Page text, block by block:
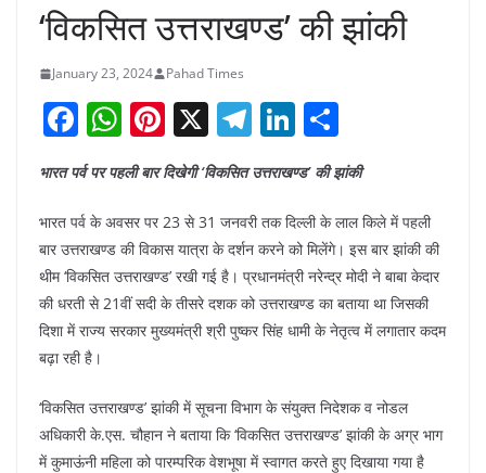
‘विकसित उत्तराखण्ड’ की झांकी
January 23, 2024 Pahad Times
F
a
c
e
b
o
o
k
W
h
at
s
A
p
p
Pi
nt
er
e
st
X T
e
gr
a
m
Li
k
e
dI
n
h
ar
e
भारत पर्व पर पहली बार दिखेगी ‘विकसित उत्तराखण्ड’ की झांकी
भारत पर्व के अवसर पर 23 से 31 जनवरी तक दिल्ली के लाल किले में पहली
बार उत्तराखण्ड की विकास यात्रा के दर्शन करने को मिलेंगे। इस बार झांकी की
थीम ‘विकसित उत्तराखण्ड’ रखी गई है। प्रधानमंत्री नरेन्द्र मोदी ने बाबा केदार
की धरती से 21वीं सदी के तीसरे दशक को उत्तराखण्ड का बताया था जिसकी
दिशा में राज्य सरकार मुख्यमंत्री श्री पुष्कर सिंह धामी के नेतृत्व में लगातार कदम
बढ़ा रही है।
‘विकसित उत्तराखण्ड’ झांकी में सूचना विभाग के संयुक्त निदेशक व नोडल
अधिकारी के.एस. चौहान ने बताया कि ‘विकसित उत्तराखण्ड’ झांकी के अग्र भाग
में कुमाऊंनी महिला को पारम्परिक वेशभूषा में स्वागत करते हुए दिखाया गया है